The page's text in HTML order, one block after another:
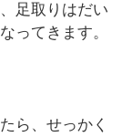
足取りはだい
ってきます。
ら、せっかく